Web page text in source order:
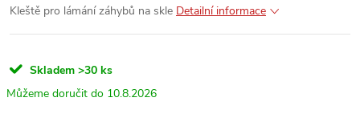
Kleště pro lámání záhybů na skle Detailní informace
Skladem >30 ks
10.8.2026